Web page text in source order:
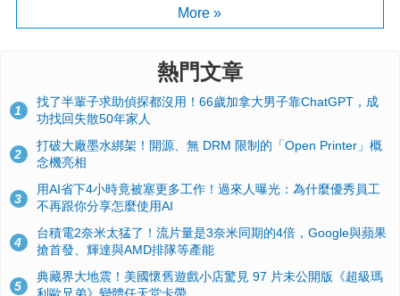
More »
熱門文章
1
找了半輩子求助偵探都沒用！66歲加拿大男子靠ChatGPT，成
功找回失散50年家人
2
打破大廠墨水綁架！開源、無 DRM 限制的「Open Printer」概
念機亮相
3
用AI省下4小時竟被塞更多工作！過來人曝光：為什麼優秀員工
不再跟你分享怎麼使用AI
4
台積電2奈米太猛了！流片量是3奈米同期的4倍，Google與蘋果
搶首發、輝達與AMD排隊等產能
5
典藏界大地震！美國懷舊遊戲小店驚見 97 片未公開版《超級瑪